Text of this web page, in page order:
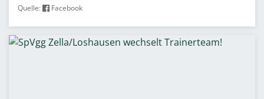
Quelle: Facebook